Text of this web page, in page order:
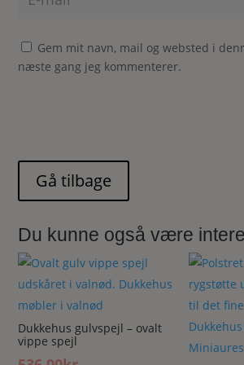
Gem mit navn, mail og websted i
næste gang jeg kommenterer.
Du kunne også være
Dukkehus gulvspejl – ovalt
vippe spejl